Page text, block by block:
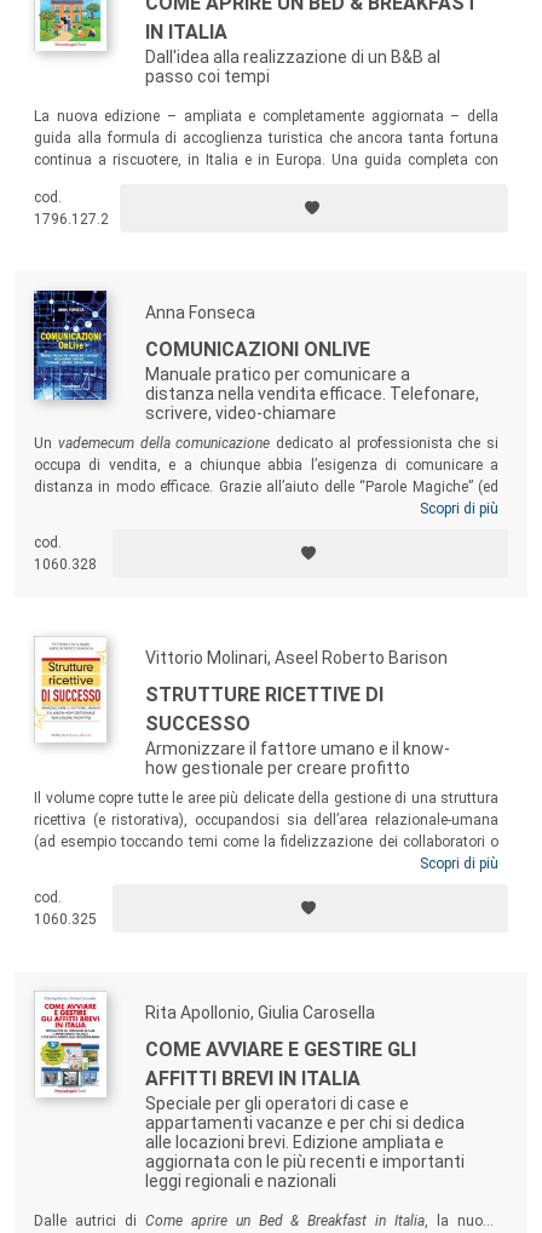
IN ITALIA
Dall'idea alla realizzazione di un B&B al
passo coi tempi
La nuova edizione – ampliata e completamente aggiornata – della
guida alla formula di accoglienza turistica che ancora tanta fortuna
continua a riscuotere, in Italia e in Europa. Una guida completa con
forza del Bed & Breakfast nei confronti delle formule concorrenti.
cod.
1796.127.2
Anna Fonseca
COMUNICAZIONI ONLIVE
Manuale pratico per comunicare a
distanza nella vendita efficace. Telefonare,
scrivere, video-chiamare
Un vademecum della comunicazione dedicato al professionista che si
occupa di vendita, e a chiunque abbia l’esigenza di comunicare a
distanza in modo efficace. Grazie all’aiuto delle “Parole Magiche” (ed
evitando le “Parole Tragiche”) il lettore imparerà a porre correttamente
occasioni. Troverà inoltre indicazioni per ascoltare in modo
partecipativo e, in generale, assumere l’approccio più adeguato a
Scopri di più
cod.
1060.328
Vittorio Molinari, Aseel Roberto Barison
STRUTTURE RICETTIVE DI
SUCCESSO
Armonizzare il fattore umano e il know-
how gestionale per creare profitto
Il volume copre tutte le aree più delicate della gestione di una struttura
ricettiva (e ristorativa), occupandosi sia dell’area relazionale-umana
(ad esempio toccando temi come la fidelizzazione dei collaboratori o
la formazione del personale) sia di quella operativa e di marketing (ad
Revenue). Un testo particolarmente indicato per chi possiede o lavora
in una struttura ad alto impatto relazionale, per mettere a fuoco
Scopri di più
cod.
1060.325
Rita Apollonio, Giulia Carosella
COME AVVIARE E GESTIRE GLI
AFFITTI BREVI IN ITALIA
Speciale per gli operatori di case e
appartamenti vacanze e per chi si dedica
alle locazioni brevi. Edizione ampliata e
aggiornata con le più recenti e importanti
leggi regionali e nazionali
Dalle autrici di Come aprire un Bed & Breakfast in Italia, la nuova